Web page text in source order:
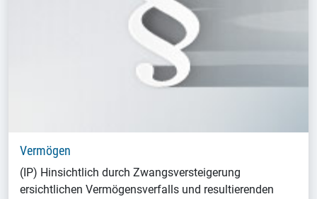
Vermögen
(IP) Hinsichtlich durch Zwangsversteigerung
ersichtlichen Vermögensverfalls und resultierenden